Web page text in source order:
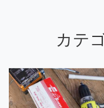
カテ